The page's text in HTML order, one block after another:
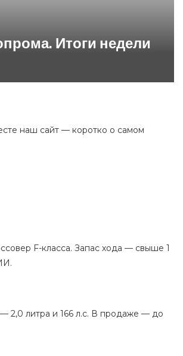
Итоги недели
наш сайт — коротко о самом
F-класса. Запас хода — свыше 1
2,0 литра и 166 л.с. В продаже — до